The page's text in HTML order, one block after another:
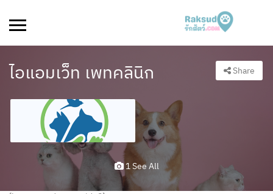
ไอแอมเว็ท เพทคลินิก Share
1 See All